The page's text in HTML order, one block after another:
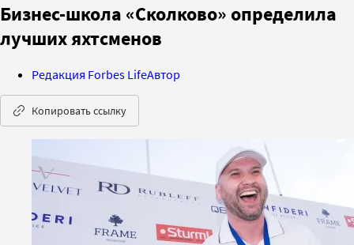
Бизнес-школа «Сколково» определила
лучших яхтсменов
Редакция Forbes LifeАвтор
Копировать ссылку